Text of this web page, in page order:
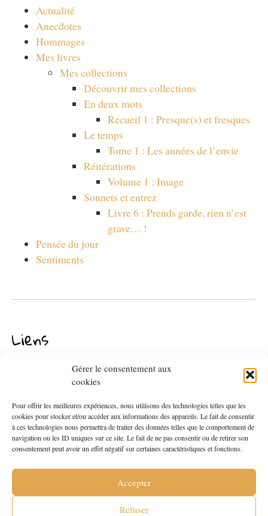
Gérer le consentement aux
cookies
Pour offrir les meilleures expériences, nous utilisons des technologies telles que les
cookies pour stocker et/ou accéder aux informations des appareils. Le fait de consentir
à ces technologies nous permettra de traiter des données telles que le comportement de
navigation ou les ID uniques sur ce site. Le fait de ne pas consentir ou de retirer son
consentement peut avoir un effet négatif sur certaines caractéristiques et fonctions.
Accepter
Refuser
Actualité
Anecdotes
Hommages
Mes livres
Mes collections
Découvrir mes collections
En deux mots
Recueil 1 : Presque(s) et fresques
Le temps
Tome 1 : Les années de l’envie
Réitérations
Volume 1 : Image
Sonnets et entrez
Livre 6 : Prends garde, rien n’est
grave… !
Pensée du jour
Sentiments
Liens